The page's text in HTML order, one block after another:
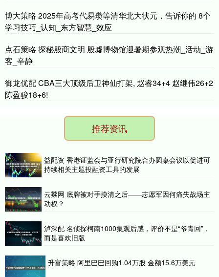
博大策略 2025年高考代易瓒等清华北大状元，告诉你的 8个
学习技巧_认知_东方智慧_效应
点石策略 探秘殷商文明 殷墟博物馆迎暑期参观热潮_活动_游
客_辛静
御龙优配 CBA三大顶级后卫神仙打架, 赵睿34+4 赵继伟26+2
陈盈骏18+6!
推荐资讯
益配资 香港证监会与亚行研究院合办圆桌会议以促进可
持续相关主题投融资工具的发展
云燚网 底牌被对手摸清之后——志愿军因何痛失战场主
动权？
泸深配 名侦探柯南1000集观后感，评价不是“爷青回”，
而是喜欢旧版
升富策略 阿里巴巴回购1.04万股 金额15.6万美元